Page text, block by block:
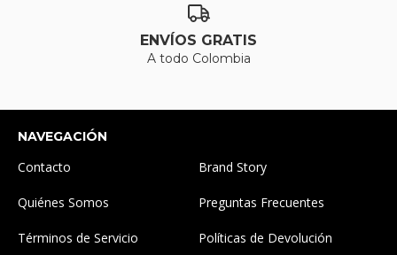
ENVÍOS GRATIS
A todo Colombia
NAVEGACIÓN
Contacto Brand Story
Quiénes Somos Preguntas Frecuentes
Términos de Servicio Políticas de Devolución